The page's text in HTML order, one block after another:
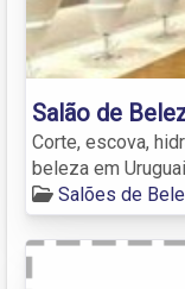
Salão de
Corte, escova,
beleza em
Salões de